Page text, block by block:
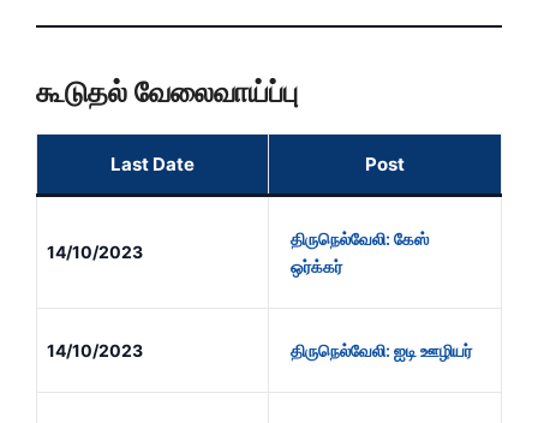
கூடுதல் வேலைவாய்ப்பு
Last Date Post
14/10/2023
திருநெல்வேலி: கேஸ்
ஒர்க்கர்
14/10/2023 திருநெல்வேலி: ஐடி ஊழியர்